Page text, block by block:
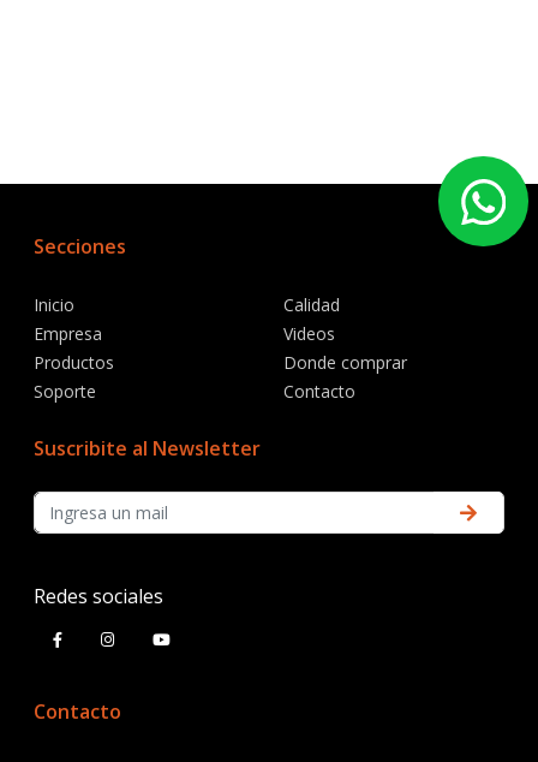
Secciones
Inicio
Empresa
Productos
Soporte
Calidad
Videos
Donde comprar
Contacto
Suscribite al Newsletter
Redes sociales
Contacto